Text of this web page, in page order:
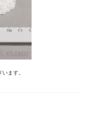
りません。
扱いしておりません。
る
ます。